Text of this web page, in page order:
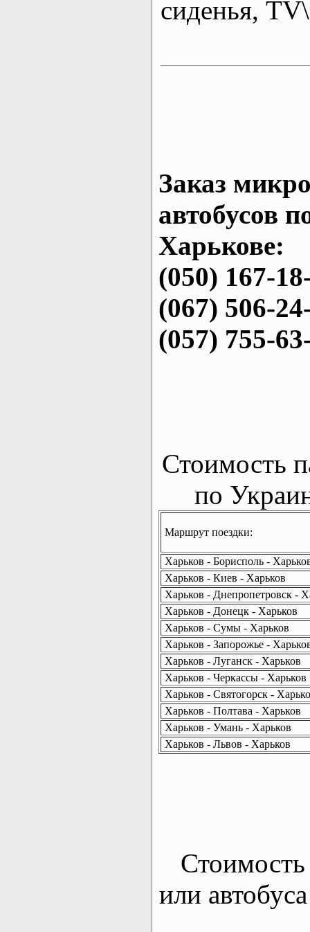
сиденья,
Заказ
автобусов
Харькове:
(050) 167-
(067) 506-
(057) 755-
Стоимость
по
Маршрут поездки:
Харьков - Борисполь -
Харьков - Киев - Харьков
Харьков - Днепропетровск -
Харьков - Донецк - Харьков
Харьков - Сумы - Харьков
Харьков - Запорожье -
Харьков - Луганск - Харьков
Харьков - Черкассы - Харьков
Харьков - Святогорск -
Харьков - Полтава - Харьков
Харьков - Умань - Харьков
Харьков - Львов - Харьков
Стоимость
или